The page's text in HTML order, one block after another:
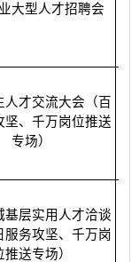
大型人才招聘会
人才交流大会（百
坚、千万岗位推送
专场）
基层实用人才洽谈
服务攻坚、千万岗
推送专场）